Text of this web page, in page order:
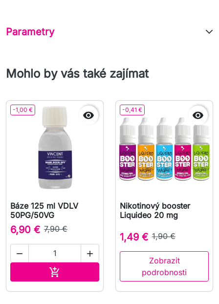
Parametry
Mohlo by vás také zajímat
-1,00 € 
Báze 125 ml VDLV
50PG/50VG
6,90 € 7,90 €
 

-0,41 € 
Nikotinový booster
Liquideo 20 mg
1,49 € 1,90 €
Zobrazit
podrobnosti